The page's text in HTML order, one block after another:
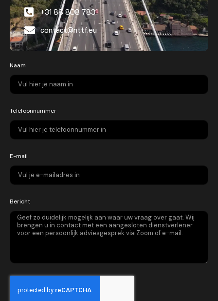
+31 88 808 7831
contact@nttf.eu
Naam
Telefoonnummer
E-mail
Bericht